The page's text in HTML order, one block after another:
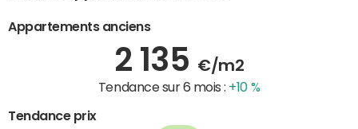
Appartements anciens
2 135 €/m2
Tendance sur 6 mois : +10 %
Tendance prix